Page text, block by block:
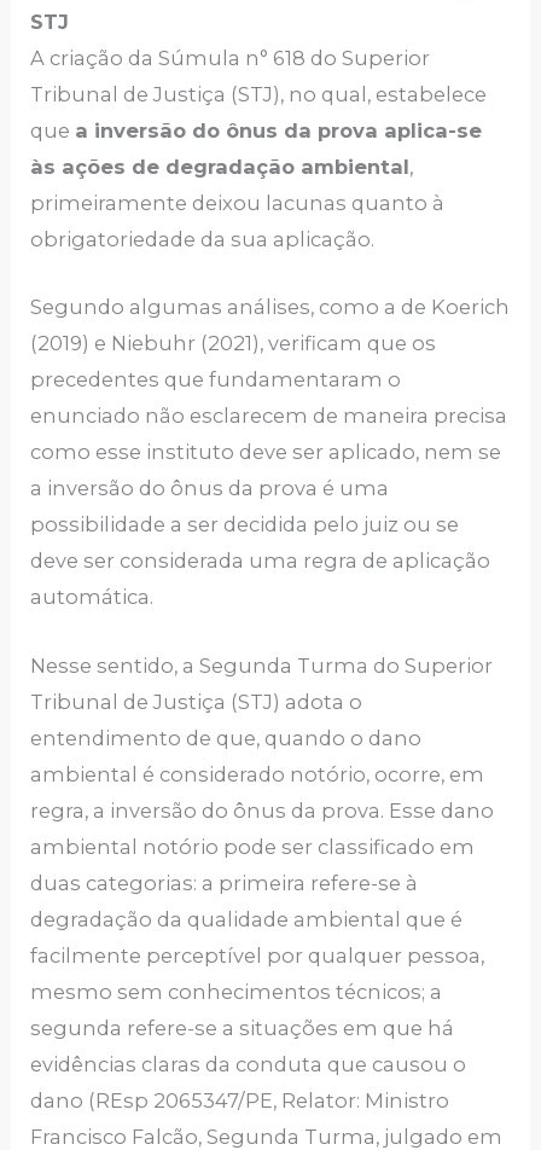
STJ
A criação da Súmula n° 618 do Superior
Tribunal de Justiça (STJ), no qual, estabelece
que a inversão do ônus da prova aplica-se
às ações de degradação ambiental,
primeiramente deixou lacunas quanto à
obrigatoriedade da sua aplicação.
Segundo algumas análises, como a de Koerich
(2019) e Niebuhr (2021), verificam que os
precedentes que fundamentaram o
enunciado não esclarecem de maneira precisa
como esse instituto deve ser aplicado, nem se
a inversão do ônus da prova é uma
possibilidade a ser decidida pelo juiz ou se
deve ser considerada uma regra de aplicação
automática.
Nesse sentido, a Segunda Turma do Superior
Tribunal de Justiça (STJ) adota o
entendimento de que, quando o dano
ambiental é considerado notório, ocorre, em
regra, a inversão do ônus da prova. Esse dano
ambiental notório pode ser classificado em
duas categorias: a primeira refere-se à
degradação da qualidade ambiental que é
facilmente perceptível por qualquer pessoa,
mesmo sem conhecimentos técnicos; a
segunda refere-se a situações em que há
evidências claras da conduta que causou o
dano (REsp 2065347/PE, Relator: Ministro
Francisco Falcão, Segunda Turma, julgado em